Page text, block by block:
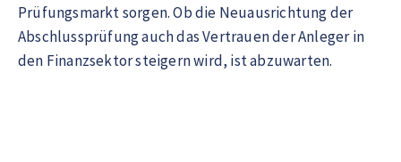
Prüfungsmarkt sorgen. Ob die Neuausrichtung der
Abschlussprüfung auch das Vertrauen der Anleger in
den Finanzsektor steigern wird, ist abzuwarten.